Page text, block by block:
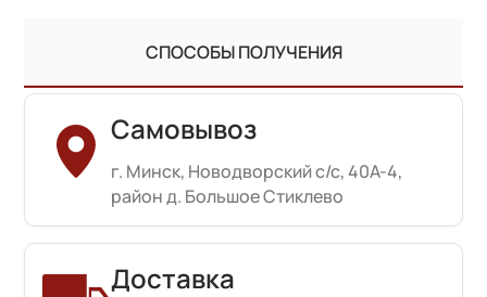
СПОСОБЫ ПОЛУЧЕНИЯ
Самовывоз
г. Минск, Новодворский с/с, 40А-4,
район д. Большое Стиклево
Доставка